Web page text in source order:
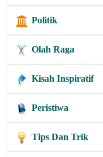
Politik
Olah Raga
Kisah Inspiratif
Peristiwa
Tips Dan Trik